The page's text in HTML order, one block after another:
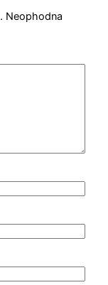
Neophodna